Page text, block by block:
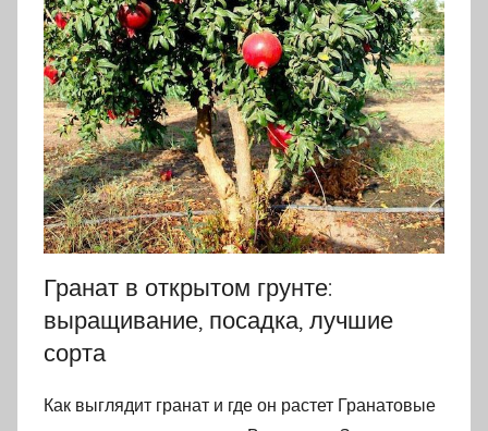
Гранат в открытом грунте:
выращивание, посадка, лучшие
сорта
Как выглядит гранат и где он растет Гранатовые